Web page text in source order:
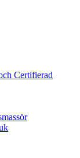
Certifierad